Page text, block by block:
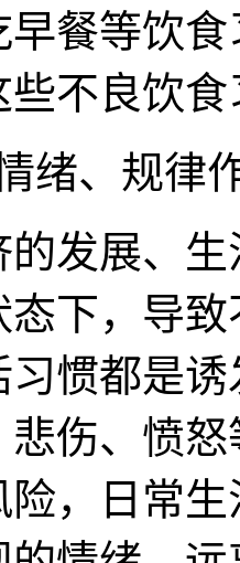
餐等饮
不良饮
、规律
展、生
态下，导
习惯都是
悲伤、愤
险，日常